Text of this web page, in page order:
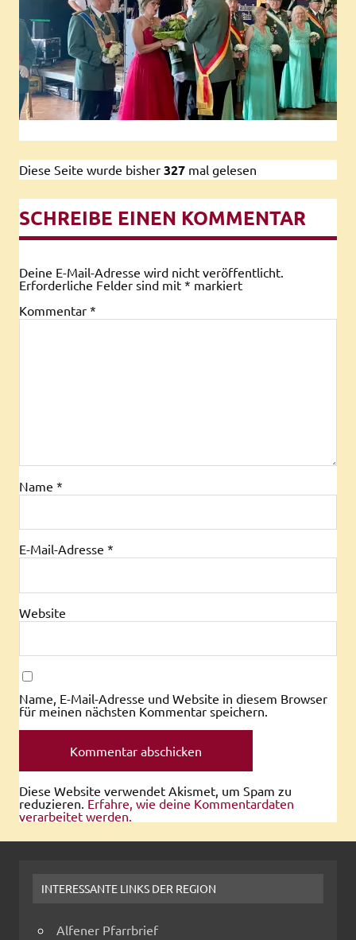
Diese Seite wurde bisher 327 mal gelesen
SCHREIBE EINEN KOMMENTAR
Deine E-Mail-Adresse wird nicht veröffentlicht.
Erforderliche Felder sind mit * markiert
Kommentar *
Name *
E-Mail-Adresse *
Website
Name, E-Mail-Adresse und Website in diesem Browser
für meinen nächsten Kommentar speichern.
Diese Website verwendet Akismet, um Spam zu
reduzieren. Erfahre, wie deine Kommentardaten
verarbeitet werden.
INTERESSANTE LINKS DER REGION
Alfener Pfarrbrief